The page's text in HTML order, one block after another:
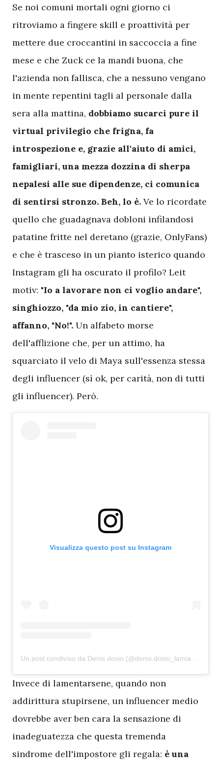
Se noi comuni mortali ogni giorno ci
ritroviamo a fingere skill e proattività per
mettere due croccantini in saccoccia a fine
mese e che Zuck ce la mandi buona, che
l'azienda non fallisca, che a nessuno vengano
in mente repentini tagli al personale dalla
sera alla mattina, dobbiamo sucarci pure il
virtual privilegio che frigna, fa
introspezione e, grazie all'aiuto di amici,
famigliari, una mezza dozzina di sherpa
nepalesi alle sue dipendenze, ci comunica
di sentirsi stronzo. Beh, lo è. Ve lo ricordate
quello che guadagnava dobloni infilandosi
patatine fritte nel deretano (grazie, OnlyFans)
e che è trasceso in un pianto isterico quando
Instagram gli ha oscurato il profilo? Leit
motiv: "Io a lavorare non ci voglio andare",
singhiozzo, "da mio zio, in cantiere",
affanno, "No!". Un alfabeto morse
dell'afflizione che, per un attimo, ha
squarciato il velo di Maya sull'essenza stessa
degli influencer (sì ok, per carità, non di tutti
gli influencer). Però.
Visualizza questo post su Instagram
Invece di lamentarsene, quando non
addirittura stupirsene, un influencer medio
dovrebbe aver ben cara la sensazione di
inadeguatezza che questa tremenda
sindrome dell'impostore gli regala: è una